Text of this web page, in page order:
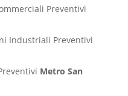
Preventivi
Industriali Preventivi
Metro San